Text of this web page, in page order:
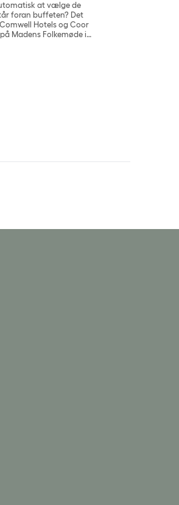
at vælge de
foran buffeten? Det
Hotels og Coor
Madens Folkemøde i